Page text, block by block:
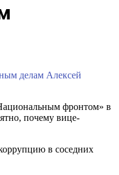
делам Алексей
фронтом» в
почему вице-
в соседних